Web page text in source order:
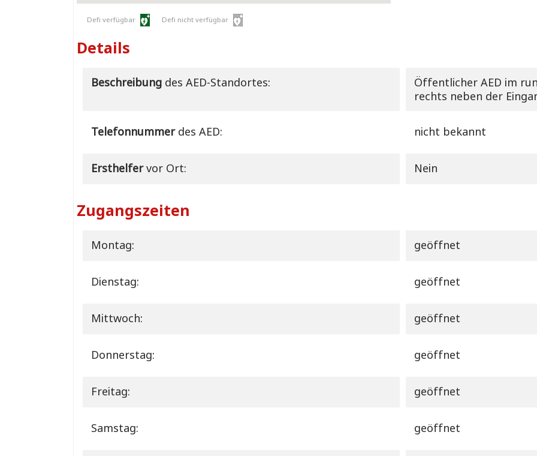
Defi verfügbar Defi nicht verfügbar
Details
Beschreibungdes AED-Standortes:
Öffentlicher AED im
rechts neben der
Telefonnummerdes AED: nicht bekannt
Ersthelfervor Ort: Nein
Zugangszeiten
Montag: geöffnet
Dienstag: geöffnet
Mittwoch: geöffnet
Donnerstag: geöffnet
Freitag: geöffnet
Samstag: geöffnet